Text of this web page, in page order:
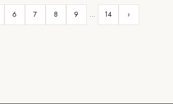
6 7 8 9 … 14 ›